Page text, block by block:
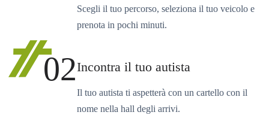
Scegli il tuo percorso, seleziona il tuo veicolo e
prenota in pochi minuti.
02Incontra il tuo autista
Il tuo autista ti aspetterà con un cartello con il
nome nella hall degli arrivi.